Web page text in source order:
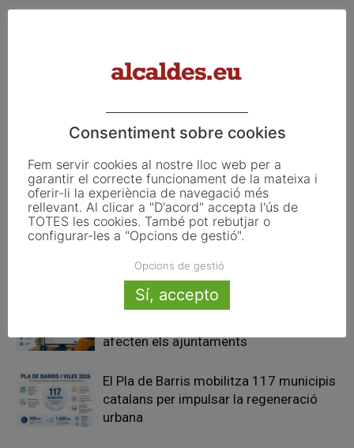
La campanya de prevenció
d’incendis forestals, en alerta
temperatures dels darrers
La Diputació de Lleida
destinarà 681.000 € a activitats
culturals durant els tres
propers anys
Articles relacionats
Pals reclama revisar el decret dels
habitatges d’ús turístic per preservar
l’autonomia municipal
La UE activa les primeres obligacions
afecten els ajuntaments
El Pla de Barris mobilitza 117 municipis
catalans per impulsar la regeneració
urbana
Consentiment sobre cookies
Fem servir cookies al nostre lloc web per a
garantir el correcte funcionament de la mateixa i
oferir-li la experiència de navegació més
rellevant. Al clicar a "D'acord" accepta l'ús de
TOTES les cookies. També pot rebutjar o
configurar-les a "Opcions de gestió".
Opcions de gestió
Sí, accepto